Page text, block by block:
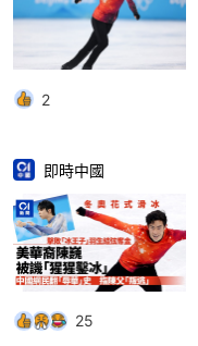
2
即時中國
25